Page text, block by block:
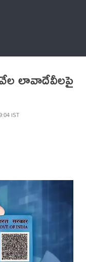
వేల లావాదేవీలపై
IST